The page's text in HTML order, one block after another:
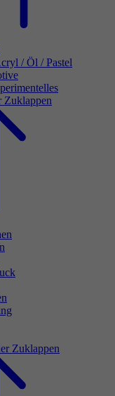
/ Öl / Pastel
Zuklappen
Zuklappen